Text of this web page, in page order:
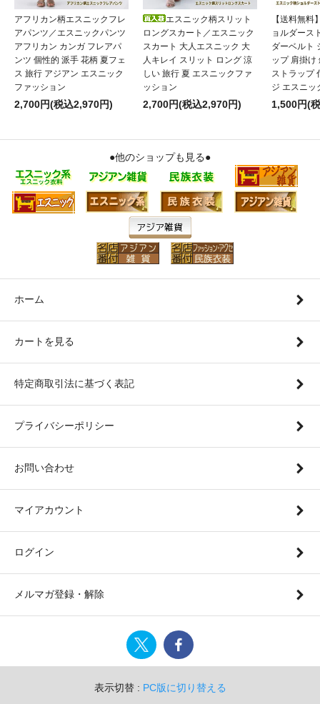
アフリカン柄エスニックフレ
アパンツ／エスニックパンツ
アフリカン カンガ フレアパ
ンツ 個性的 派手 花柄 夏フェ
ス 旅行 アジアン エスニック
ファッション
2,700円(税込2,970円)
エスニック柄スリット
ロングスカート／エスニック
スカート 大人エスニック 大
人キレイ スリット ロング 涼
しい 旅行 夏 エスニックファ
ッション
2,700円(税込2,970円)
【送料無料
ョルダース
ダーベルト
ップ 肩掛け
ストラップ
ジ エスニッ
1,500円(
●他のショップも見る●
ホーム
カートを見る
特定商取引法に基づく表記
プライバシーポリシー
お問い合わせ
マイアカウント
ログイン
メルマガ登録・解除
表示切替 : PC版に切り替える